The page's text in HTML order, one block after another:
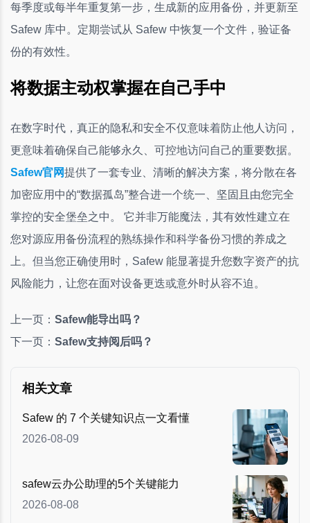
每季度或每半年重复第一步，生成新的应用备份，并更新至
Safew 库中。定期尝试从 Safew 中恢复一个文件，验证备
份的有效性。
将数据主动权掌握在自己手中
在数字时代，真正的隐私和安全不仅意味着防止他人访问，
更意味着确保自己能够永久、可控地访问自己的重要数据。
Safew官网提供了一套专业、清晰的解决方案，将分散在各
加密应用中的“数据孤岛”整合进一个统一、坚固且由您完全
掌控的安全堡垒之中。 它并非万能魔法，其有效性建立在
您对源应用备份流程的熟练操作和科学备份习惯的养成之
上。但当您正确使用时，Safew 能显著提升您数字资产的抗
风险能力，让您在面对设备更迭或意外时从容不迫。
上一页： Safew能导出吗？
下一页： Safew支持阅后吗？
相关文章
Safew 的 7 个关键知识点一文看懂
2026-08-09
safew云办公助理的5个关键能力
2026-08-08